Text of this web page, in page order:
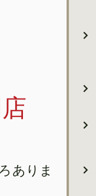
ありま